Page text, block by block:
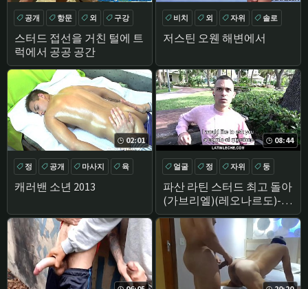
스터드 접선을 거친 털에 트
럭에서 공공 공간
공개 항문 외 구강
저스틴 오웬 해변에서
비치 외 자위 솔로
02:01
캐러밴 소년 2013
정 공개 마사지 육
08:44
파산 라틴 스터드 최고 돌아
(가브리엘)(레오나르도)-라
틴 레체
얼굴 정 자위 둥